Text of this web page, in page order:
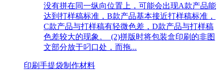
没有拼在同一纵向位置上，可能会出现A款产品能
达到打样稿标准，B款产品基本接近打样稿标准，
C款产品与打样稿有轻微色差，D款产品与打样稿
色差较大的现象。 (2)拼版时将包装盒印刷的非图
文部分放于叼口处，而拖...
印刷手提袋制作材料